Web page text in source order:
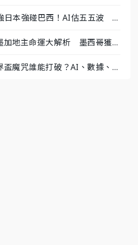
日本強碰巴西！AI估五五波 牛
加地主命運大解析 墨西哥獲數
魔咒誰能打破？AI、數據、塔